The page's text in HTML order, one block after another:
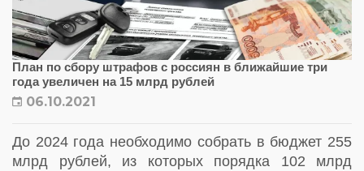
План по сбору штрафов с россиян в ближайшие три
года увеличен на 15 млрд рублей
06.10.2021
До 2024 года необходимо собрать в бюджет 255
млрд рублей, из которых порядка 102 млрд